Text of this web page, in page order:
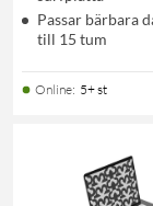
Passar bärbara
till 15 tum
Online: 5+ st